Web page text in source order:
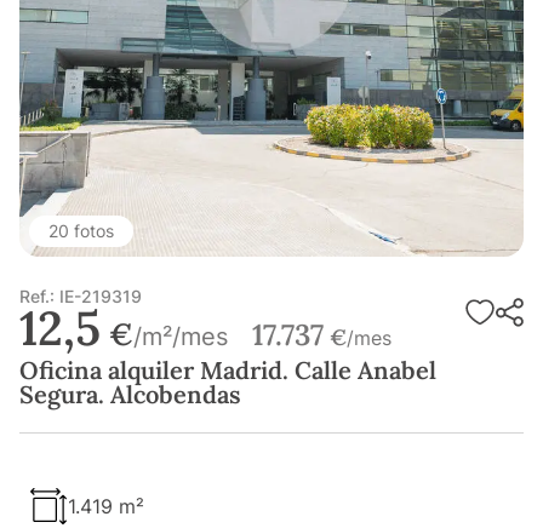
20 fotos
Ref.: IE-219319
12,5 €/m²/mes 17.737 €/mes
Oficina alquiler Madrid. Calle Anabel
Segura. Alcobendas
1.419 m²